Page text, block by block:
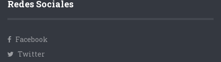
Redes Sociales
Facebook
Twitter